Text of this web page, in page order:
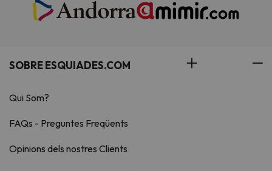
SOBRE ESQUIADES.COM
Qui Som?
FAQs - Preguntes Freqüents
Opinions dels nostres Clients